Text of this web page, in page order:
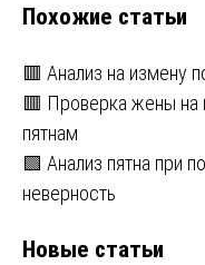
Похожие статьи
🟥 Анализ на измену
🟥 Проверка жены на
пятнам
🟩 Анализ пятна при
неверность
Новые статьи